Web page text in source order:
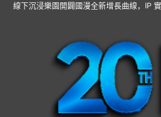
線下沉浸樂園開闢國漫全新增長曲線，IP